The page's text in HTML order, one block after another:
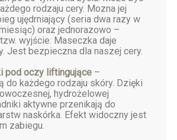
rodzaju cery. Mozna jej
ujędrniający (seria dwa razy w
oraz jednorazowo –
wyjście. Maseczka daje
Jest bezpieczna dla naszej cery.
pod oczy liftingujące –
do każdego rodzaju skóry. Dzięki
hydrożelowej
aktywne przenikają do
naskórka. Efekt widoczny jest
zabiegu.